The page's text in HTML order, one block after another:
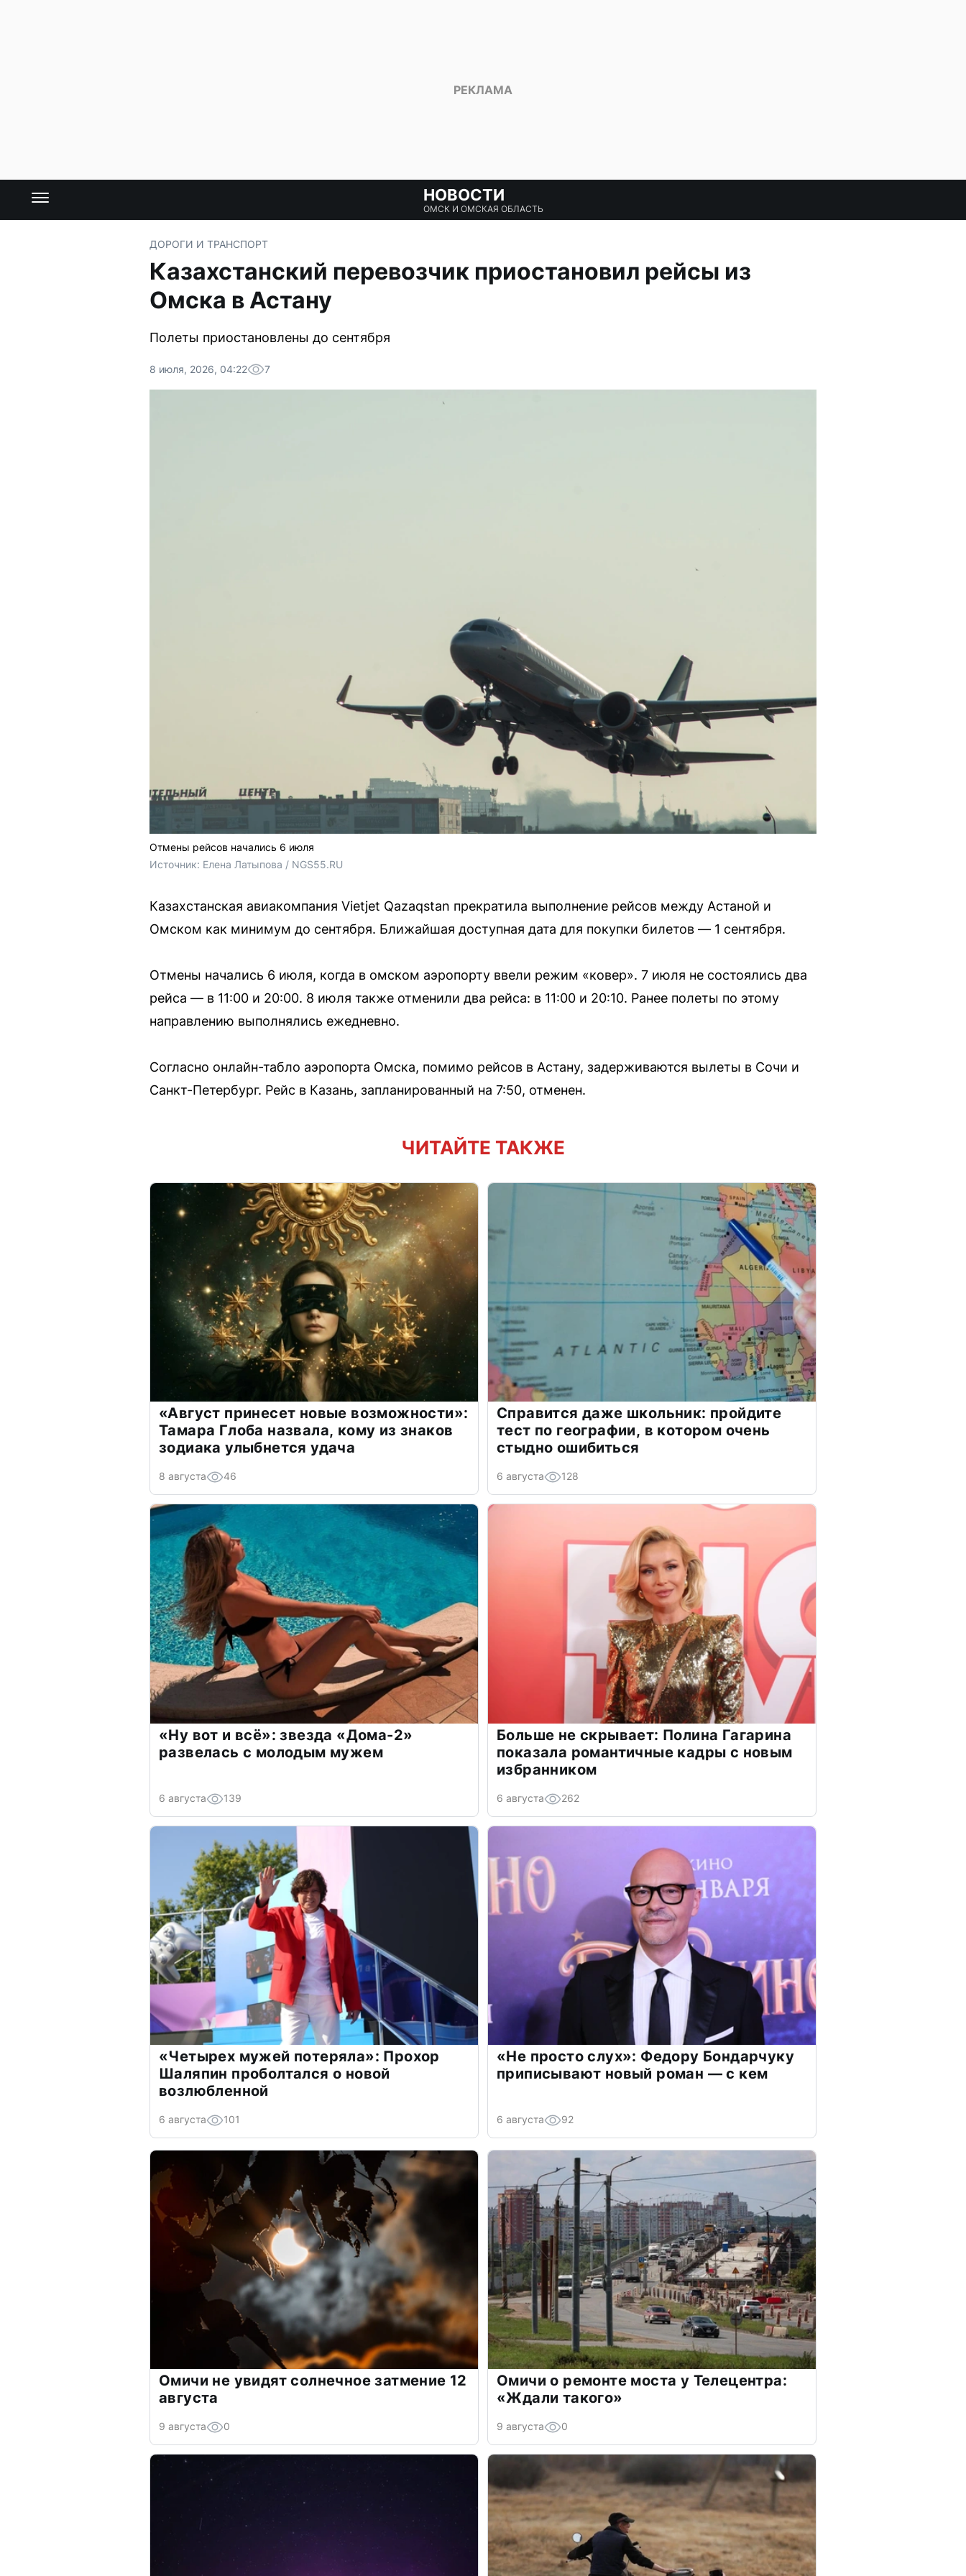
НОВОСТИ
ОМСК И ОМСКАЯ ОБЛАСТЬ
ДОРОГИ И ТРАНСПОРТ
Казахстанский перевозчик приостановил рейсы из
Омска в Астану
Полеты приостановлены до сентября
8 июля, 2026, 04:22 7
Отмены рейсов начались 6 июля
Источник: Елена Латыпова / NGS55.RU
Казахстанская авиакомпания Vietjet Qazaqstan прекратила выполнение рейсов между Астаной и
Омском как минимум до сентября. Ближайшая доступная дата для покупки билетов — 1 сентября.
Отмены начались 6 июля, когда в омском аэропорту ввели режим «ковер». 7 июля не состоялись два
рейса — в 11:00 и 20:00. 8 июля также отменили два рейса: в 11:00 и 20:10. Ранее полеты по этому
направлению выполнялись ежедневно.
Согласно онлайн-табло аэропорта Омска, помимо рейсов в Астану, задерживаются вылеты в Сочи и
Санкт-Петербург. Рейс в Казань, запланированный на 7:50, отменен.
ЧИТАЙТЕ ТАКЖЕ
«Август принесет новые возможности»:
Тамара Глоба назвала, кому из знаков
зодиака улыбнется удача
8 августа 46
Справится даже школьник: пройдите
тест по географии, в котором очень
стыдно ошибиться
6 августа 128
«Ну вот и всё»: звезда «Дома-2»
развелась с молодым мужем
6 августа 139
Больше не скрывает: Полина Гагарина
показала романтичные кадры с новым
избранником
6 августа 262
«Четырех мужей потеряла»: Прохор
Шаляпин проболтался о новой
возлюбленной
6 августа 101
«Не просто слух»: Федору Бондарчуку
приписывают новый роман — с кем
6 августа 92
Омичи не увидят солнечное затмение 12
августа
9 августа 0
Омичи о ремонте моста у Телецентра:
«Ждали такого»
9 августа 0